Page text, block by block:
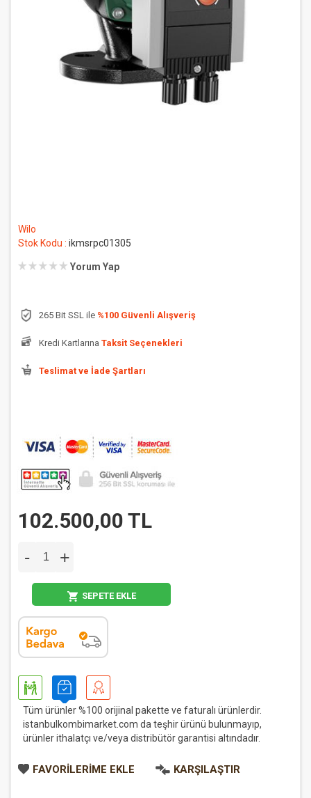
Wilo
Stok Kodu : ikmsrpc01305
Yorum Yap
265 Bit SSL ile %100 Güvenli Alışveriş
Kredi Kartlarına Taksit Seçenekleri
Teslimat ve İade Şartları
102.500,00 TL
- +
SEPETE EKLE
Tüm ürünler %100 orijinal pakette ve faturalı ürünlerdir.
istanbulkombimarket.com da teşhir ürünü bulunmayıp,
ürünler ithalatçı ve/veya distribütör garantisi altındadır.
FAVORILERIME EKLE KARŞILAŞTIR